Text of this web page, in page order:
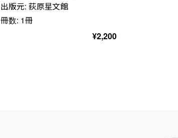
出版元: 荻原星文館
冊数: 1冊
¥2,200